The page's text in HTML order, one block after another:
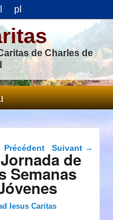
pl
de Charles de
Navigation dans les
articles
Précédent Suivant →
de
Semanas
Iesus Caritas